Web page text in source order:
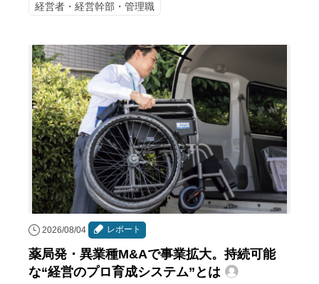
経営者・経営幹部・管理職
2026/08/04 レポート
薬局発・異業種M&Aで事業拡大。持続可能
な“経営のプロ育成システム”とは